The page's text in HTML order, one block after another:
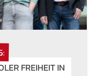
FREIHEIT IN